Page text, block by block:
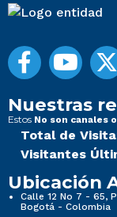
Nuestras
Estos No son canales
Total de
Visitantes
Ubicación
Calle 12 No 7 - 65,
Bogotá - Colombia